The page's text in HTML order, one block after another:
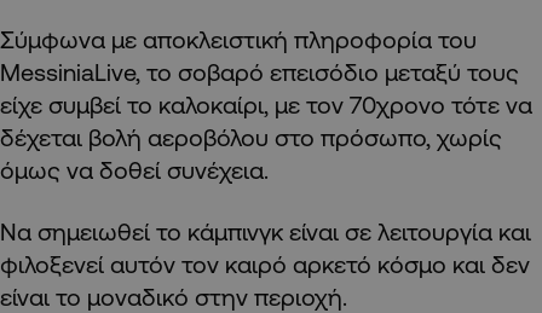
Σύμφωνα με αποκλειστική πληροφορία του
MessiniaLive, το σοβαρό επεισόδιο μεταξύ τους
είχε συμβεί το καλοκαίρι, με τον 70χρονο τότε να
δέχεται βολή αεροβόλου στο πρόσωπο, χωρίς
όμως να δοθεί συνέχεια.
Να σημειωθεί το κάμπινγκ είναι σε λειτουργία και
φιλοξενεί αυτόν τον καιρό αρκετό κόσμο και δεν
είναι το μοναδικό στην περιοχή.